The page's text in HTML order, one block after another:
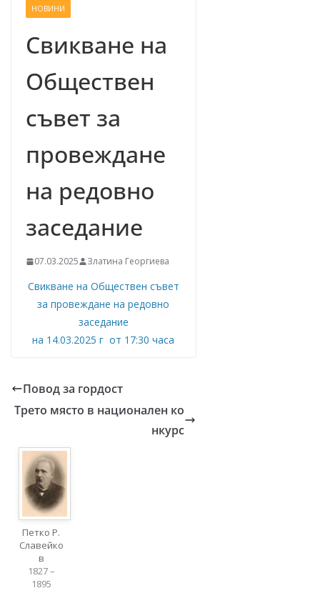
НОВИНИ
Свикване на
Обществен
съвет за
провеждане
на редовно
заседание
07.03.2025 Златина Георгиева
Свикване на Обществен съвет
за провеждане на редовно
заседание
на 14.03.2025 г от 17:30 часа
Повод за гордост
Трето място в национален ко
нкурс
Петко Р.
Славейко
в
1827 –
1895